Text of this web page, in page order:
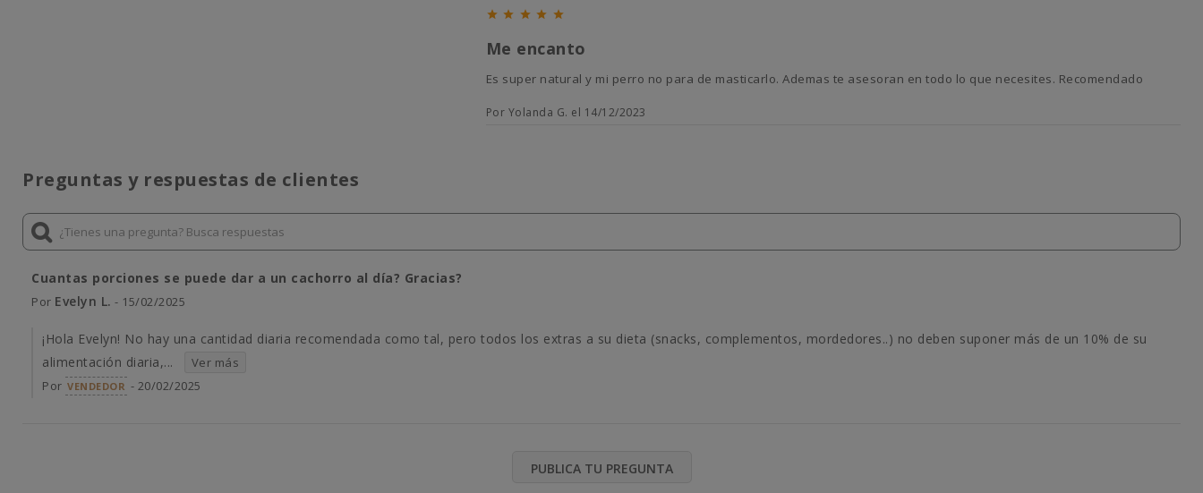
    
Me encanto
Es super natural y mi perro no para de masticarlo. Ademas te asesoran en todo lo que necesites. Recomendado
Por Yolanda G. el 14/12/2023
Preguntas y respuestas de clientes
Cuantas porciones se puede dar a un cachorro al día? Gracias?
Por Evelyn L. - 15/02/2025
¡Hola Evelyn! No hay una cantidad diaria recomendada como tal, pero todos los extras a su dieta (snacks, complementos, mordedores..) no deben suponer más de un 10% de su
alimentación diaria,...
Ver más
Por VENDEDOR - 20/02/2025
PUBLICA TU PREGUNTA